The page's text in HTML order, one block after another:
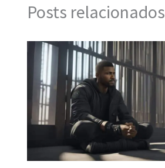
Posts relacionados